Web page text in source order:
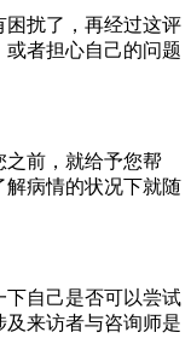
困扰了，再经过这评
者担心自己的问题
之前，就给予您帮
解病情的状况下就随
下自己是否可以尝试
来访者与咨询师是